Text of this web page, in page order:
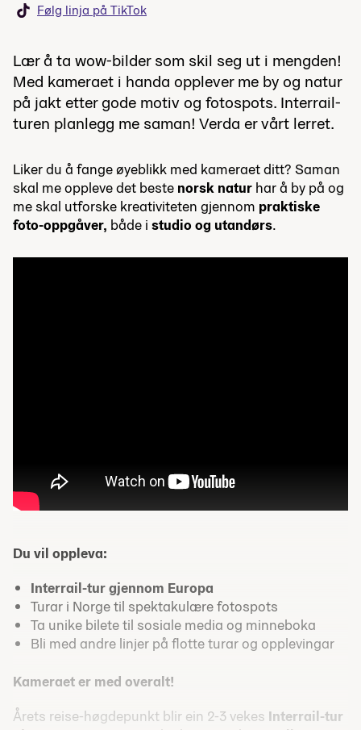
Følg linja på TikTok
Lær å ta wow-bilder som skil seg ut i mengden!
Med kameraet i handa opplever me by og natur
på jakt etter gode motiv og fotospots. Interrail-
turen planlegg me saman! Verda er vårt lerret.
Liker du å fange øyeblikk med kameraet ditt? Saman
skal me oppleve det beste norsk natur har å by på og
me skal utforske kreativiteten gjennom praktiske
foto-oppgåver, både i studio og utandørs.
Du vil oppleva:
Interrail-tur gjennom Europa
Turar i Norge til spektakulære fotospots
Ta unike bilete til sosiale media og minneboka
Bli med andre linjer på flotte turar og opplevingar
Kameraet er med overalt!
Årets reise-høgdepunkt blir ein 2-3 vekes Interrail-tur